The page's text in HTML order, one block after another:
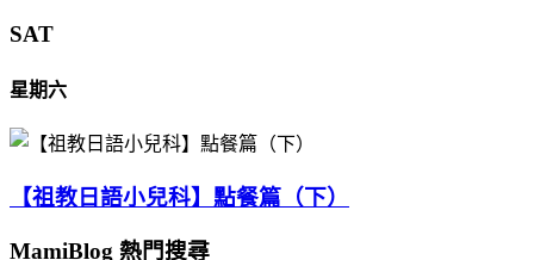
SAT
星期六
【祖教日語小兒科】點餐篇（下）
MamiBlog 熱門搜尋